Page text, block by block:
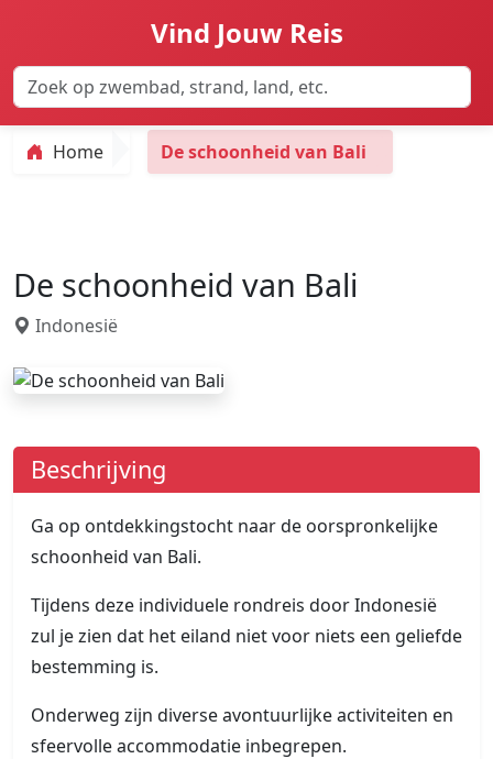
Vind Jouw Reis
Home De schoonheid van Bali
De schoonheid van Bali
Indonesië
Beschrijving
Ga op ontdekkingstocht naar de oorspronkelijke
schoonheid van Bali.
Tijdens deze individuele rondreis door Indonesië
zul je zien dat het eiland niet voor niets een geliefde
bestemming is.
Onderweg zijn diverse avontuurlijke activiteiten en
sfeervolle accommodatie inbegrepen.